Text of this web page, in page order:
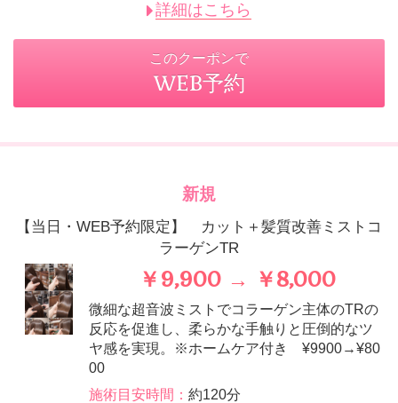
詳細はこちら
このクーポンで
WEB予約
新規
【当日・WEB予約限定】 カット＋髪質改善ミストコ
ラーゲンTR
￥9,900 → ￥8,000
微細な超音波ミストでコラーゲン主体のTRの
反応を促進し、柔らかな手触りと圧倒的なツ
ヤ感を実現。※ホームケア付き ¥9900→¥80
00
施術目安時間： 約120分